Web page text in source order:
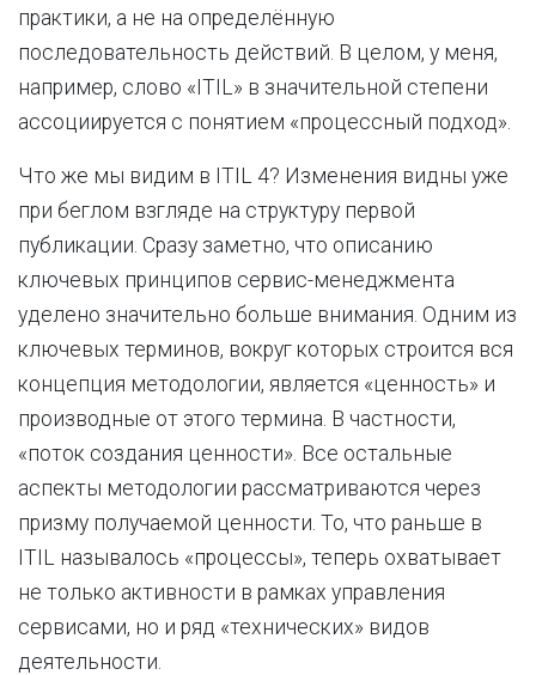
практики, а не на определённую
последовательность действий. В целом, у меня,
например, слово «ITIL» в значительной степени
ассоциируется с понятием «процессный подход».
Что же мы видим в ITIL 4? Изменения видны уже
при беглом взгляде на структуру первой
публикации. Сразу заметно, что описанию
ключевых принципов сервис-менеджмента
уделено значительно больше внимания. Одним из
ключевых терминов, вокруг которых строится вся
концепция методологии, является «ценность» и
производные от этого термина. В частности,
«поток создания ценности». Все остальные
аспекты методологии рассматриваются через
призму получаемой ценности. То, что раньше в
ITIL называлось «процессы», теперь охватывает
не только активности в рамках управления
сервисами, но и ряд «технических» видов
деятельности.